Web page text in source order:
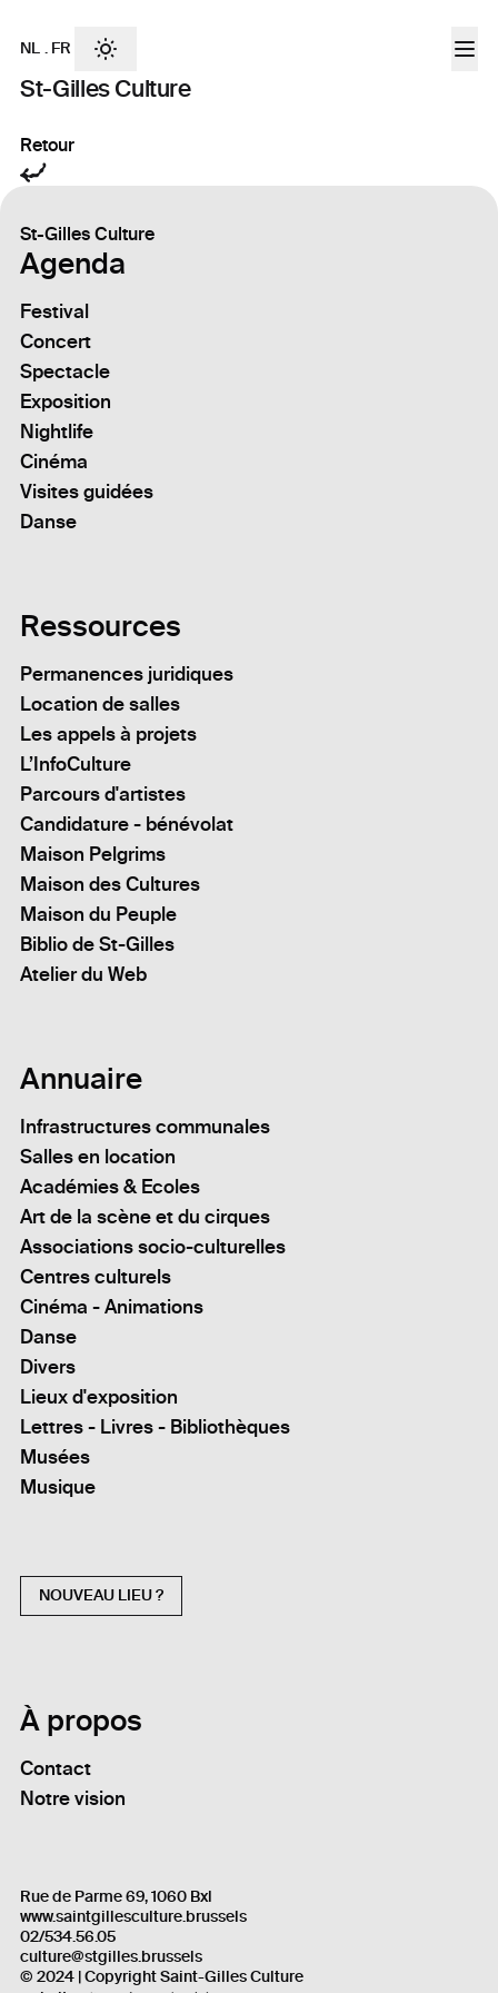
St-Gilles Culture
NL . FR
Retour
St-Gilles Culture
Agenda
Festival
Concert
Spectacle
Exposition
Nightlife
Cinéma
Visites guidées
Danse
Ressources
Permanences juridiques
Location de salles
Les appels à projets
L’InfoCulture
Parcours d'artistes
Candidature - bénévolat
Maison Pelgrims
Maison des Cultures
Maison du Peuple
Biblio de St-Gilles
Atelier du Web
Annuaire
Infrastructures communales
Salles en location
Académies & Ecoles
Art de la scène et du cirques
Associations socio-culturelles
Centres culturels
Cinéma - Animations
Danse
Divers
Lieux d'exposition
Lettres - Livres - Bibliothèques
Musées
Musique
NOUVEAU LIEU ?
À propos
Contact
Notre vision
Rue de Parme 69, 1060 Bxl
www.saintgillesculture.brussels
02/534.56.05
culture@stgilles.brussels
© 2024 | Copyright Saint-Gilles Culture